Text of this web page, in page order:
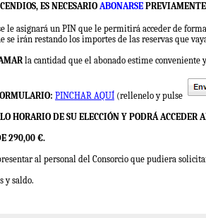
ES NECESARIO ABONARSE
asignará un PIN que le permitirá acceder de
se irán restando los importes de las reservas que
la cantidad que el abonado estime conveniente
PINCHAR AQUÍ (rellenelo y pulse
HORARIO DE SU ELECCIÓN Y PODRÁ
290,00 €.
al personal del Consorcio que pudiera
y saldo.